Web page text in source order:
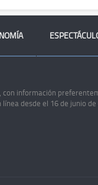
información
desde el 16 de junio